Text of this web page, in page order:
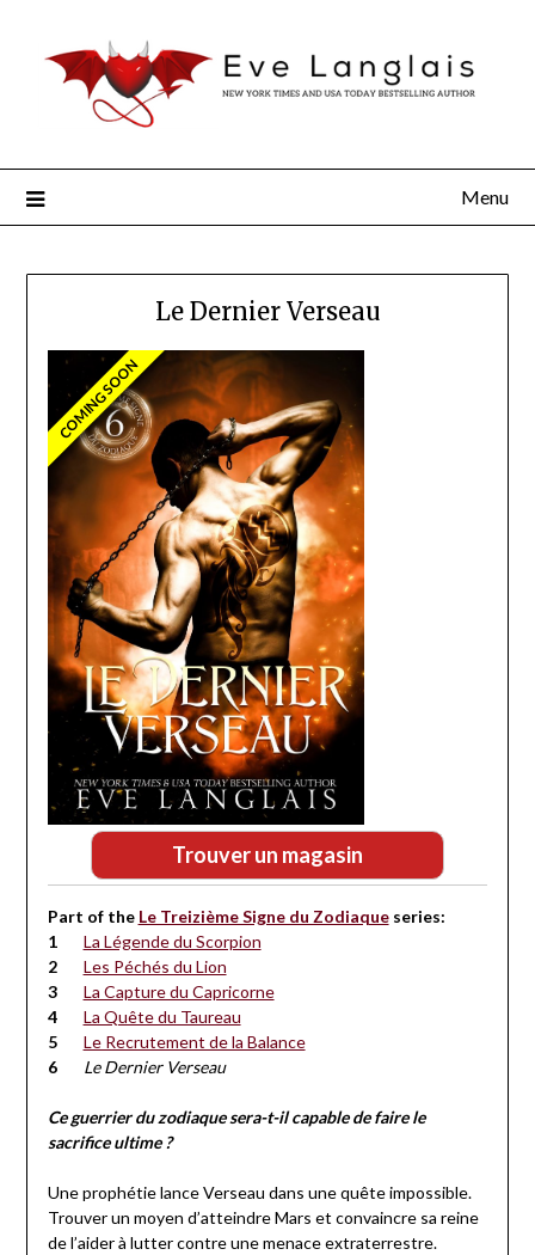
Menu
Le Dernier Verseau
COMING SOON
Trouver un magasin
Part of the Le Treizième Signe du Zodiaqueseries:
La Légende du Scorpion
Les Péchés du Lion
La Capture du Capricorne
La Quête du Taureau
Le Recrutement de la Balance
Le Dernier Verseau
Ce guerrier du zodiaque sera-t-il capable de faire le
sacrifice ultime ?
Une prophétie lance Verseau dans une quête impossible.
Trouver un moyen d’atteindre Mars et convaincre sa reine
de l’aider à lutter contre une menace extraterrestre.